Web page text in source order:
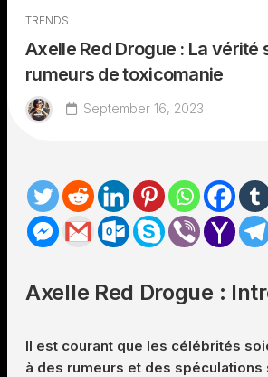
TRENDS
Axelle Red Drogue : La vérité
rumeurs de toxicomanie
September 16, 2023
Axelle Red Drogue :
Il est courant que les célébrités
à des rumeurs et des spéculations